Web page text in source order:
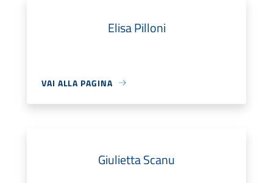
Elisa Pilloni
VAI ALLA PAGINA
Giulietta Scanu